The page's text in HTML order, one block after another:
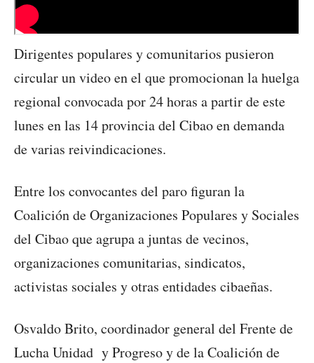
Dirigentes populares y comunitarios pusieron
circular un video en el que promocionan la huelga
regional convocada por 24 horas a partir de este
lunes en las 14 provincia del Cibao en demanda
de varias reivindicaciones.
Entre los convocantes del paro figuran la
Coalición de Organizaciones Populares y Sociales
del Cibao que agrupa a juntas de vecinos,
organizaciones comunitarias, sindicatos,
activistas sociales y otras entidades cibaeñas.
Osvaldo Brito, coordinador general del Frente de
Lucha Unidad y Progreso y de la Coalición de